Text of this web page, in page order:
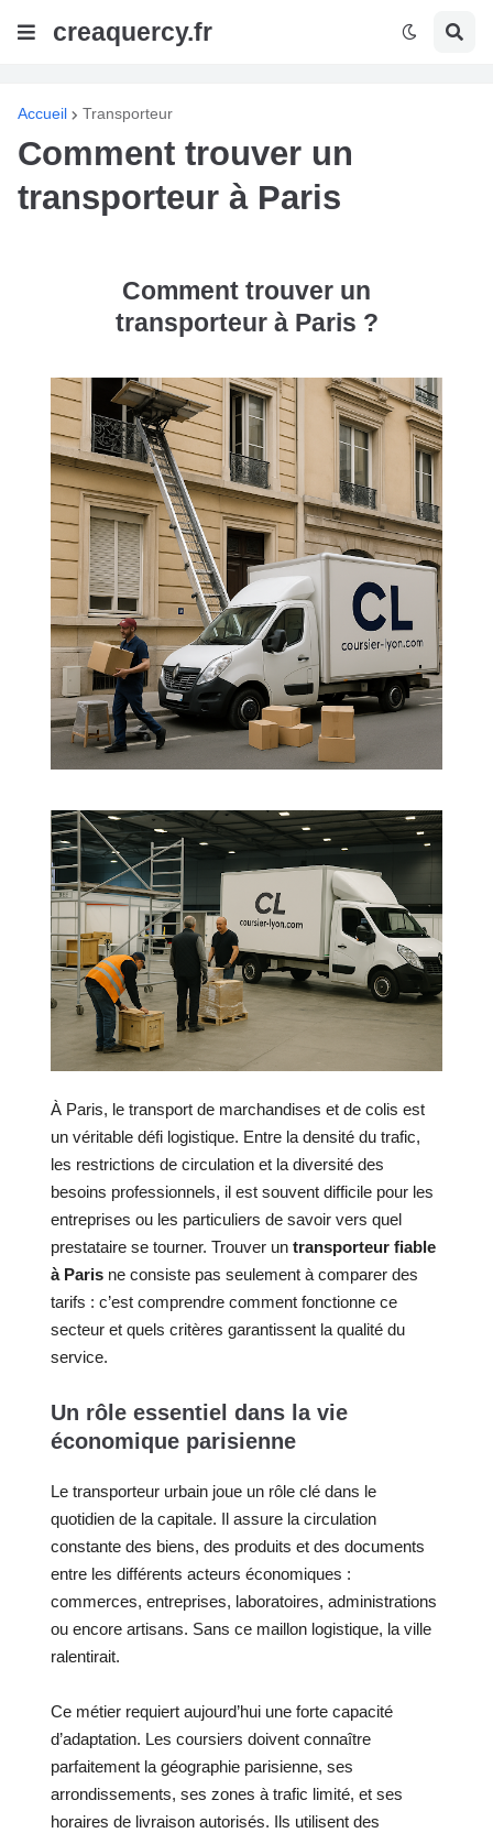
creaquercy.fr
Accueil Transporteur
Comment trouver un
transporteur à Paris
Comment trouver un
transporteur à Paris ?
À Paris, le transport de marchandises et de colis est
un véritable défi logistique. Entre la densité du trafic,
les restrictions de circulation et la diversité des
besoins professionnels, il est souvent difficile pour les
entreprises ou les particuliers de savoir vers quel
prestataire se tourner. Trouver un transporteur fiable
à Paris ne consiste pas seulement à comparer des
tarifs : c’est comprendre comment fonctionne ce
secteur et quels critères garantissent la qualité du
service.
Un rôle essentiel dans la vie
économique parisienne
Le transporteur urbain joue un rôle clé dans le
quotidien de la capitale. Il assure la circulation
constante des biens, des produits et des documents
entre les différents acteurs économiques :
commerces, entreprises, laboratoires, administrations
ou encore artisans. Sans ce maillon logistique, la ville
ralentirait.
Ce métier requiert aujourd’hui une forte capacité
d’adaptation. Les coursiers doivent connaître
parfaitement la géographie parisienne, ses
arrondissements, ses zones à trafic limité, et ses
horaires de livraison autorisés. Ils utilisent des